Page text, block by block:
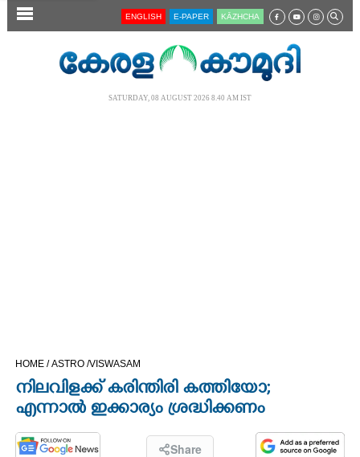
SECTIONS
OPINION
ENGLISH E-PAPER KĀZHCHA
SATURDAY, 08 AUGUST 2026 8.40 AM IST
HOME /ASTRO /VISWASAM
നിലവിളക്ക് കരിന്തിരി കത്തിയോ;
എന്നാൽ ഇക്കാര്യം ശ്രദ്ധിക്കണം
Share